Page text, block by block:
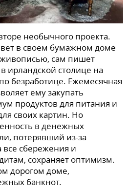
необычного проекта.
в своем бумажном доме
сам пишет
ирландской столице на
безработице. Ежемесячная
ему закупать
продуктов для питания и
своих картин. Но
в денежных
потерявший из-за
все сбережения и
сохраняет оптимизм.
дорогом доме,
банкнот.